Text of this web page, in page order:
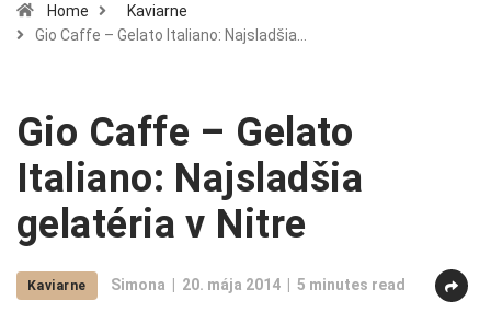
Home
Kaviarne
Gio Caffe – Gelato Italiano: Najsladšia…
Gio Caffe – Gelato
Italiano: Najsladšia
gelatéria v Nitre
Kaviarne Simona 20. mája 2014 5 minutes read